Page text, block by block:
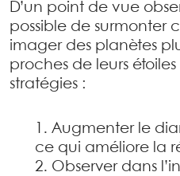
D’un point de vue
possible de surmonter
imager des planètes
proches de leurs
stratégies :
Augmenter le
ce qui améliore la
Observer dans